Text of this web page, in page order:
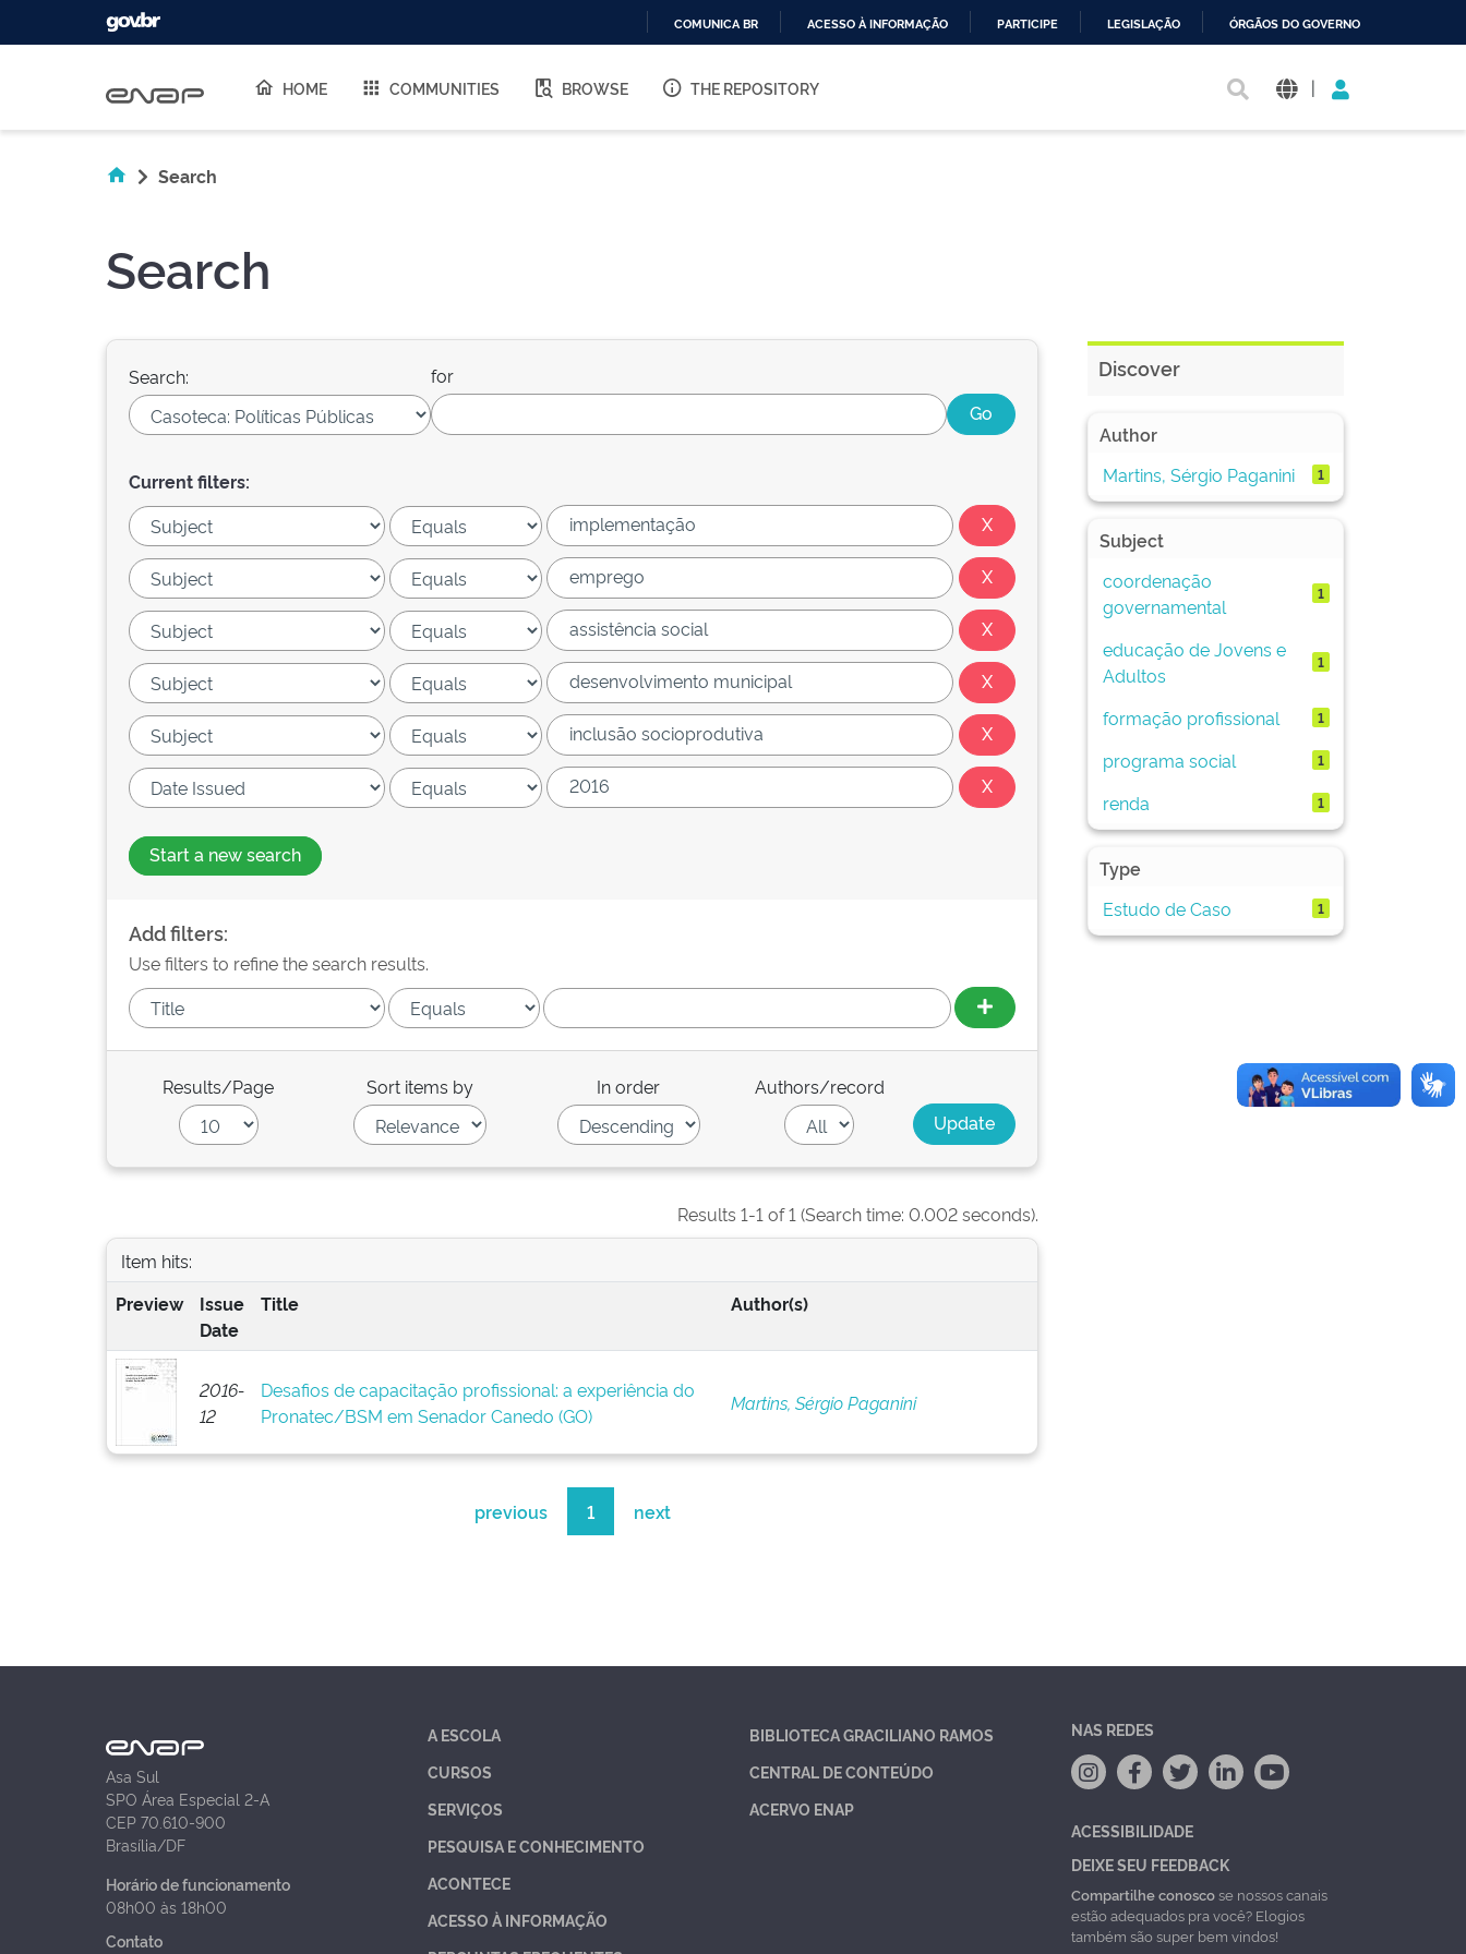
O
COMUNICA BR ACESSO À INFORMAÇÃO PARTICIPE LEGISLAÇÃO ÓRGÃOS DO GOVERNO
HOME COMMUNITIES BROWSE THE REPOSITORY |
Search
Search
Search: for
Current filters:
Start a new search
Add filters:
Use filters to refine the search results.
Results/Page Sort items by In order Authors/record
Results 1-1 of 1 (Search time: 0.002 seconds).
Item hits:
Preview
Issue
Date
Title Author(s)
2016-
12
Desafios de capacitação profissional: a experiência do
Pronatec/BSM em Senador Canedo (GO)
Martins, Sérgio Paganini
previous 1 next
Discover
Author
Martins, Sérgio Paganini
1
Subject
coordenação
governamental
1
educação de Jovens e
Adultos
1
formação profissional 1
programa social 1
renda 1
Type
Estudo de Caso
1
Asa Sul
SPO Área Especial 2-A
CEP 70.610-900
Brasília/DF
Horário de funcionamento
08h00 às 18h00
Contato
A ESCOLA
CURSOS
SERVIÇOS
PESQUISA E CONHECIMENTO
ACONTECE
ACESSO À INFORMAÇÃO
BIBLIOTECA GRACILIANO RAMOS
CENTRAL DE CONTEÚDO
ACERVO ENAP
NAS REDES
ACESSIBILIDADE
DEIXE SEU FEEDBACK
Compartilhe conoscose nossos canais
estão adequados pra você? Elogios
também são super bem vindos!